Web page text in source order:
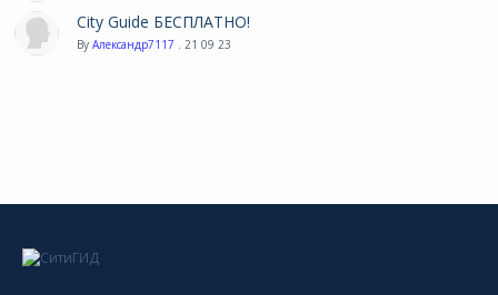
City Guide БЕСПЛАТНО!
By Александр7117 . 21 09 23